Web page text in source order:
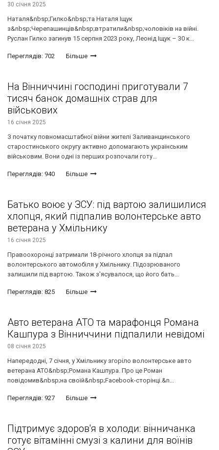
30 січня 2025
Наталя&nbsp;Гилко&nbsp;та Наталя Іщук
з&nbsp;Черепашинців&nbsp;втратили&nbsp;чоловіків на війні.
Руслан Гилко загинув 15 серпня 2023 року, Леонід Іщук – 30 к...
Переглядів: 702 Більше
На Вінниччині господині приготували 7
тисяч банок домашніх страв для
військових
16 січня 2025
З початку повномасштабної війни жителі Заливанщинського
старостинського округу активно допомагають українським
військовим. Вони одні із перших розпочали готу...
Переглядів: 940 Більше
Батько воює у ЗСУ: під вартою залишилися
хлопця, який підпалив волонтерське авто
ветерана у Хмільнику
16 січня 2025
Правоохоронці затримали 18-річного хлопця за підпал
волонтерського автомобіля у Хмільнику. Підозрюваного
залишили під вартою. Також з'ясувалося, що його бать...
Переглядів: 825 Більше
Авто ветерана АТО та марафонця Романа
Кашпура з Вінниччини підпалили невідомі
08 січня 2025
Напередодні, 7 січня, у Хмільнику згоріло волонтерське авто
ветерана АТО&nbsp;Романа Кашпура. Про це Роман
повідомив&nbsp;на своїй&nbsp;Facebook-сторінці.&n...
Переглядів: 927 Більше
Підтримує здоров'я в холоди: вінничанка
готує вітамінні смузі з калини для воїнів